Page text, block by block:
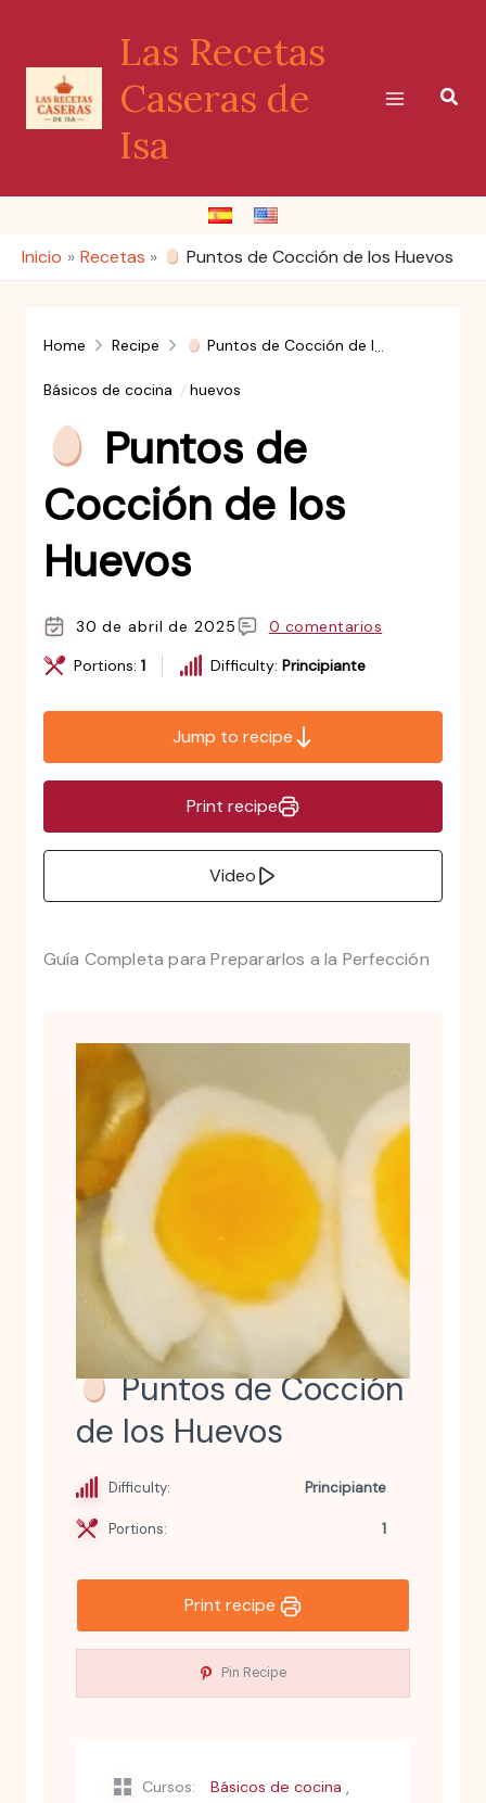
contenido
Las Recetas
Caseras de
Isa
Inicio Recetas Puntos de Cocción de los Huevos
Home Recipe Puntos de Cocción de los Huevos
Básicos de cocina huevos
Puntos de
Cocción de los
Huevos
30 de abril de 2025
0 comentarios
Portions: 1 Difficulty: Principiante
Jump to recipe
Print recipe
Video
Guía Completa para Prepararlos a la Perfección
Puntos de Cocción
de los Huevos
Difficulty: Principiante
Portions: 1
Print recipe
Pin Recipe
Cursos: Básicos de cocina ,